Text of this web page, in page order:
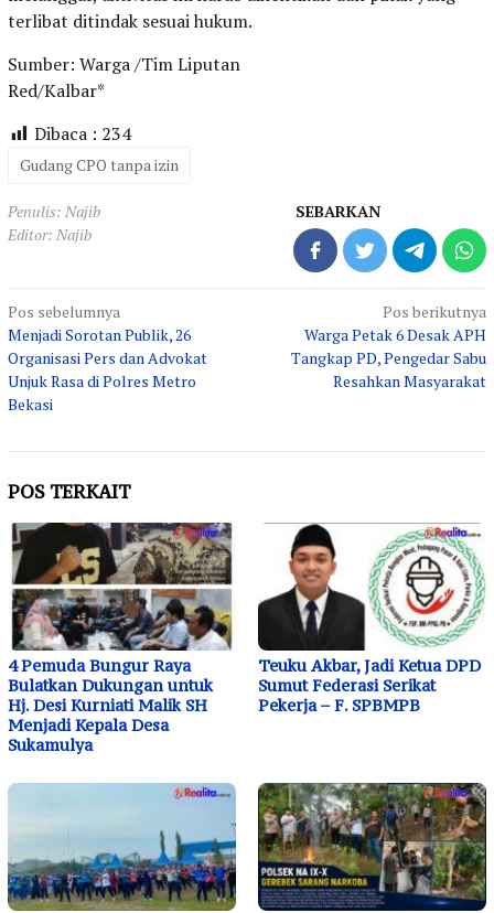
terlibat ditindak sesuai hukum.
Sumber: Warga /Tim Liputan
Red/Kalbar*
Dibaca : 234
Gudang CPO tanpa izin
Penulis: Najib
Editor: Najib
SEBARKAN
Navigasi
pos
Pos sebelumnya
Menjadi Sorotan Publik, 26
Organisasi Pers dan Advokat
Unjuk Rasa di Polres Metro
Bekasi
Pos berikutnya
Warga Petak 6 Desak APH
Tangkap PD, Pengedar Sabu
Resahkan Masyarakat
POS TERKAIT
4 Pemuda Bungur Raya
Bulatkan Dukungan untuk
Hj. Desi Kurniati Malik SH
Menjadi Kepala Desa
Sukamulya
Teuku Akbar, Jadi Ketua DPD
Sumut Federasi Serikat
Pekerja – F. SPBMPB